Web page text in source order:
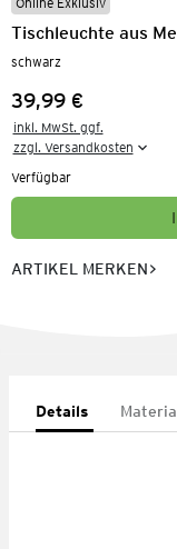
Tischleuchte aus
schwarz
Preis:
39,99 €
inkl. MwSt. ggf.
zzgl. Versandkosten
Verfügbar
ARTIKEL MERKEN
Details